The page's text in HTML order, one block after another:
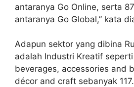
antaranya Go Online, serta
antaranya Go Global,” kata
Adapun sektor yang dibina
adalah Industri Kreatif
beverages, accessories and
décor and craft sebanyak